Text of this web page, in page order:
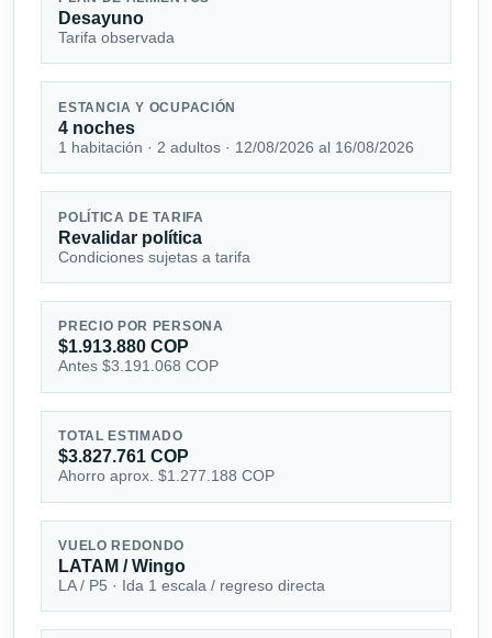
Desayuno
Tarifa observada
ESTANCIA Y OCUPACIÓN
4 noches
1 habitación · 2 adultos · 12/08/2026 al 16/08/2026
POLÍTICA DE TARIFA
Revalidar política
Condiciones sujetas a tarifa
PRECIO POR PERSONA
$1.913.880 COP
Antes $3.191.068 COP
TOTAL ESTIMADO
$3.827.761 COP
Ahorro aprox. $1.277.188 COP
VUELO REDONDO
LATAM / Wingo
LA / P5 · Ida 1 escala / regreso directa